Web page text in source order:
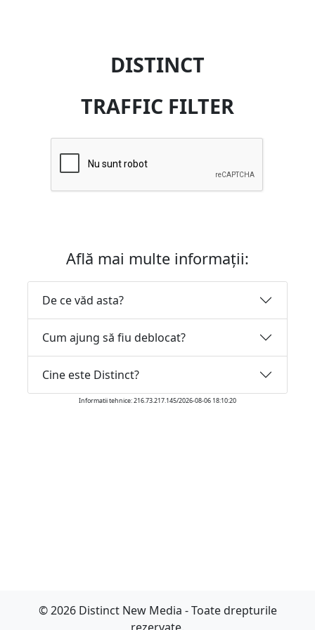
DISTINCT
TRAFFIC FILTER
Află mai multe informații:
De ce văd asta?
Cum ajung să fiu deblocat?
Cine este Distinct?
Informatii tehnice: 216.73.217.145/2026-08-06 18:10:20
© 2026 Distinct New Media - Toate drepturile